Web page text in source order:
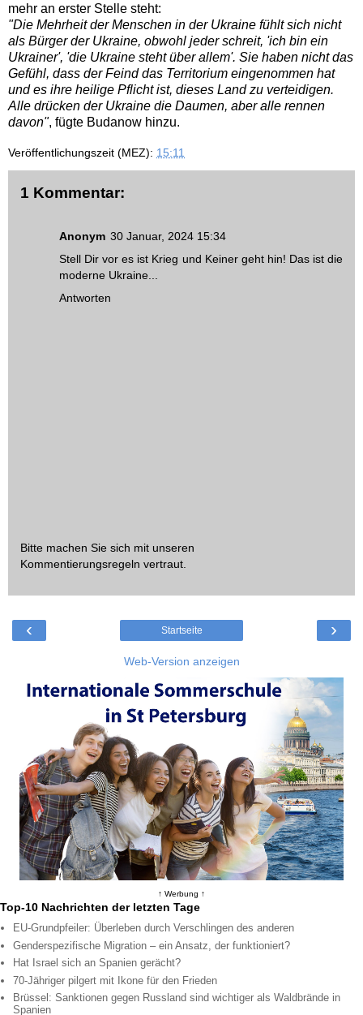
mehr an erster Stelle steht:
"Die Mehrheit der Menschen in der Ukraine fühlt sich nicht
als Bürger der Ukraine, obwohl jeder schreit, 'ich bin ein
Ukrainer', 'die Ukraine steht über allem'. Sie haben nicht das
Gefühl, dass der Feind das Territorium eingenommen hat
und es ihre heilige Pflicht ist, dieses Land zu verteidigen.
Alle drücken der Ukraine die Daumen, aber alle rennen
davon", fügte Budanow hinzu.
Veröffentlichungszeit (MEZ): 15:11
1 Kommentar:
Anonym 30 Januar, 2024 15:34
Stell Dir vor es ist Krieg und Keiner geht hin! Das ist die
moderne Ukraine...
Antworten
Bitte machen Sie sich mit unseren
Kommentierungsregeln vertraut.
‹ ›
Startseite
Web-Version anzeigen
↑ Werbung ↑
Top-10 Nachrichten der letzten Tage
EU-Grundpfeiler: Überleben durch Verschlingen des anderen
Genderspezifische Migration – ein Ansatz, der funktioniert?
Hat Israel sich an Spanien gerächt?
70-Jähriger pilgert mit Ikone für den Frieden
Brüssel: Sanktionen gegen Russland sind wichtiger als Waldbrände in
Spanien